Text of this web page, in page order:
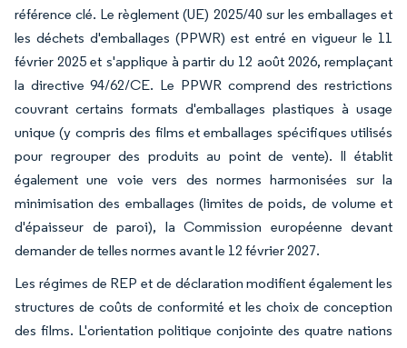
référence clé. Le règlement (UE) 2025/40 sur les emballages et
les déchets d'emballages (PPWR) est entré en vigueur le 11
février 2025 et s'applique à partir du 12 août 2026, remplaçant
la directive 94/62/CE. Le PPWR comprend des restrictions
couvrant certains formats d'emballages plastiques à usage
unique (y compris des films et emballages spécifiques utilisés
pour regrouper des produits au point de vente). Il établit
également une voie vers des normes harmonisées sur la
minimisation des emballages (limites de poids, de volume et
d'épaisseur de paroi), la Commission européenne devant
demander de telles normes avant le 12 février 2027.
Les régimes de REP et de déclaration modifient également les
structures de coûts de conformité et les choix de conception
des films. L'orientation politique conjointe des quatre nations